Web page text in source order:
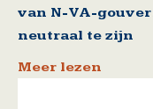
van N-VA-
neutraal te zijn
Meer lezen